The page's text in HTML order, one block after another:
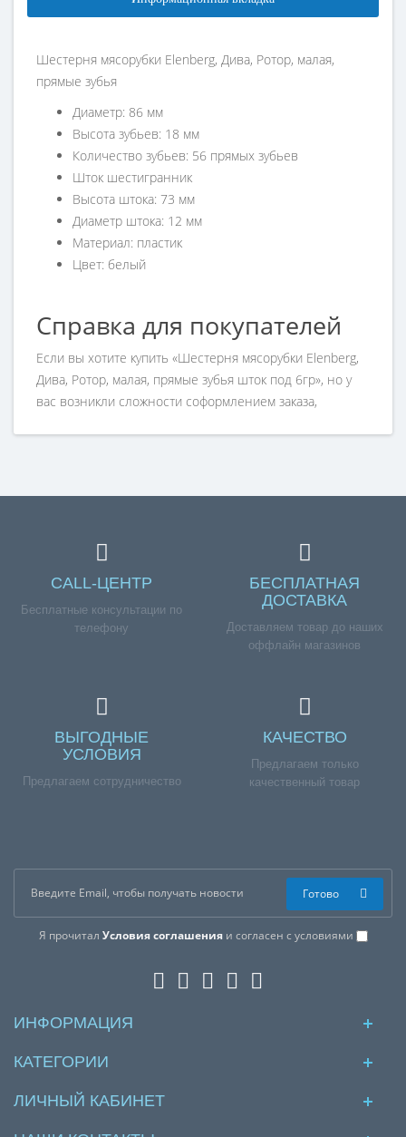
Шестерня мясорубки Elenberg, Дива, Ротор, малая,
прямые зубья
Диаметр: 86 мм
Высота зубьев: 18 мм
Количество зубьев: 56 прямых зубьев
Шток шестигранник
Высота штока: 73 мм
Диаметр штока: 12 мм
Материал: пластик
Цвет: белый
Справка для покупателей
Если вы хотите купить «Шестерня мясорубки Elenberg,
Дива, Ротор, малая, прямые зубья шток под 6гр», но у
вас возникли сложности соформлением заказа,
CALL-ЦЕНТР
Бесплатные консультации по
телефону
БЕСПЛАТНАЯ
ДОСТАВКА
Доставляем товар до наших
оффлайн магазинов
ВЫГОДНЫЕ
УСЛОВИЯ
Предлагаем сотрудничество
КАЧЕСТВО
Предлагаем только
качественный товар
Я прочитал Условия соглашенияи согласен с условиями
Готово
ИНФОРМАЦИЯ
КАТЕГОРИИ
ЛИЧНЫЙ КАБИНЕТ